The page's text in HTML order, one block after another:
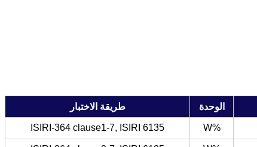
الوحدة طريقة الاختبار
%W
ISIRI-364 clause1-7, ISIRI 6135